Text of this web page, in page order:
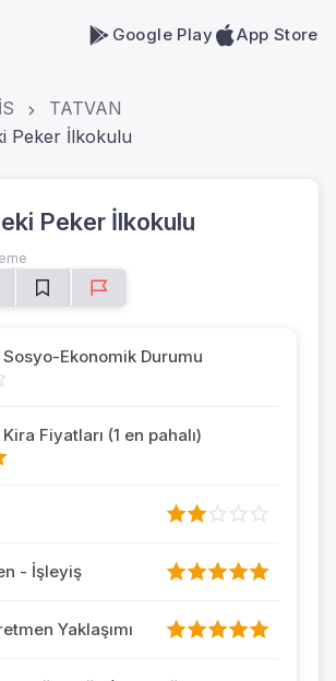
Google Play App Store
TATVAN
Peker İlkokulu
Peker İlkokulu
Ekonomik Durumu
Fiyatları (1 en pahalı)
- İşleyiş
Yaklaşımı